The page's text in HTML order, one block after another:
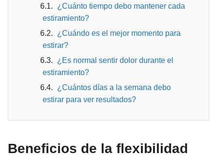
¿Cuánto tiempo debo mantener cada
estiramiento?
¿Cuándo es el mejor momento para
estirar?
¿Es normal sentir dolor durante el
estiramiento?
¿Cuántos días a la semana debo
estirar para ver resultados?
Beneficios de la flexibilidad